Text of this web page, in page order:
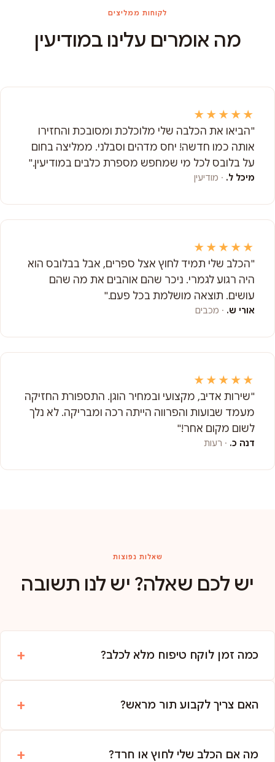
לקוחות ממליצים
מה אומרים עלינו במודיעין
★★★★★
"הביאו את הכלבה שלי מלוכלכת ומסובכת והחזירו
אותה כמו חדשה! יחס מדהים וסבלני. ממליצה בחום
על בלובס לכל מי שמחפש מספרת כלבים במודיעין."
מיכל ל. · מודיעין
★★★★★
"הכלב שלי תמיד לחוץ אצל ספרים, אבל בבלובס הוא
היה רגוע לגמרי. ניכר שהם אוהבים את מה שהם
עושים. תוצאה מושלמת בכל פעם."
אורי ש. · מכבים
★★★★★
"שירות אדיב, מקצועי ובמחיר הוגן. התספורת החזיקה
מעמד שבועות והפרווה הייתה רכה ומבריקה. לא נלך
לשום מקום אחר!"
דנה כ. · רעות
שאלות נפוצות
יש לכם שאלה? יש לנו תשובה
כמה זמן לוקח טיפוח מלא לכלב?
האם צריך לקבוע תור מראש?
מה אם הכלב שלי לחוץ או חרד?